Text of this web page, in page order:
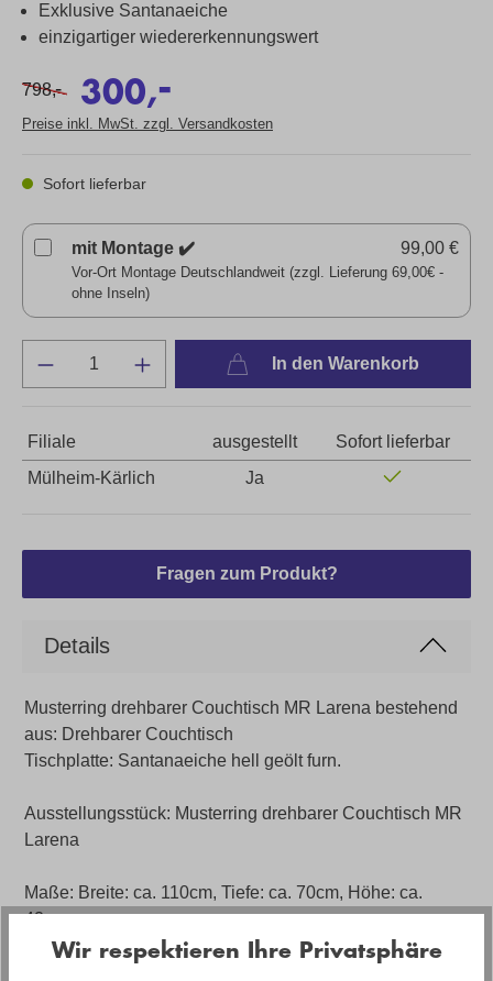
Exklusive Santanaeiche
einzigartiger wiedererkennungswert
798,- 300,
-
Preise inkl. MwSt. zzgl. Versandkosten
Sofort lieferbar
mit Montage ✔️
Vor-Ort Montage Deutschlandweit (zzgl. Lieferung 69,00€ -
ohne Inseln)
99,00 €
In den Warenkorb
Filiale ausgestellt
Sofort lieferbar
Mülheim-Kärlich
Ja
Fragen zum Produkt?
Details
Musterring drehbarer Couchtisch MR Larena bestehend
aus: Drehbarer Couchtisch
Tischplatte: Santanaeiche hell geölt furn.
Ausstellungsstück: Musterring drehbarer Couchtisch MR
Larena
Maße: Breite: ca. 110cm, Tiefe: ca. 70cm, Höhe: ca.
42cm
Wir respektieren Ihre Privatsphäre